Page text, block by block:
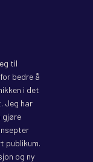
til
bedre å
i det
Jeg har
publikum.
og ny